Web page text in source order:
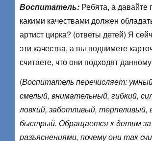
Воспитатель: Ребята, а давайте
какими качествами должен
артист цирка? (ответы детей) Я
эти качества, а вы поднимете
считаете, что они подходят
(Воспитатель перечисляет:
смелый, внимательный, гибкий,
ловкий, заботливый, терпеливый,
быстрый. Обращается к детям за
разъяснениями, почему они так